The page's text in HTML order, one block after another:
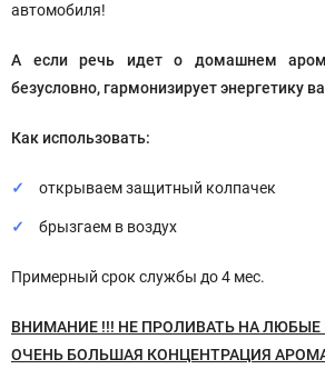
автомобиля!
А если речь идет о домашнем
безусловно, гармонизирует энергетику
Как использовать:
открываем защитный колпачек
брызгаем в воздух
Примерный срок службы до 4 мес.
ВНИМАНИЕ !!! НЕ ПРОЛИВАТЬ НА ЛЮБЫЕ
ОЧЕНЬ БОЛЬШАЯ КОНЦЕНТРАЦИЯ